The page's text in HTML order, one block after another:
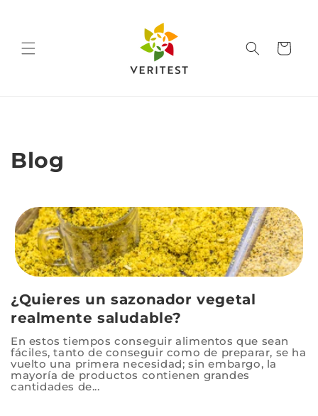
Carrito
Blog
¿Quieres un sazonador vegetal
realmente saludable?
En estos tiempos conseguir alimentos que sean
fáciles, tanto de conseguir como de preparar, se ha
vuelto una primera necesidad; sin embargo, la
mayoría de productos contienen grandes
cantidades de...